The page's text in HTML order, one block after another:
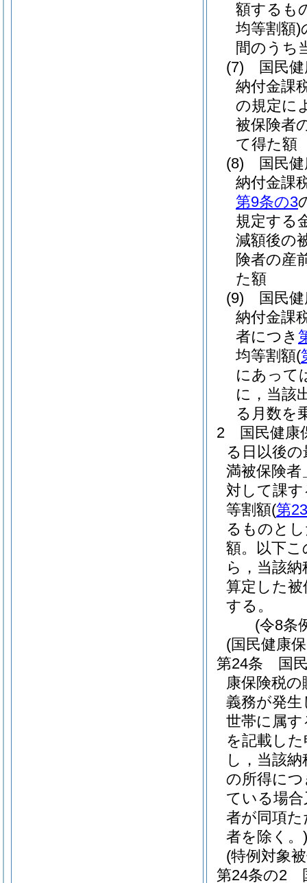
額するも
均等割額)
間のうち
(7)
国民
納付金課
の規定に
被保険者
て得た額
(8)
国民
納付金課
第9条の3
規定する
減額後の
険者の産
た額
(9)
国民
納付金課
者につき
均等割額(
にあって
に，当該
る月数を
2
国民健康
る日以後
満被保険
対して課
等割額(第
るものと
額。以下
ら，当該
算定した
する。
(令8条
(国民健康
第24条
国
康保険税
義務が発
世帯に属
を記載し
し，当該
の所得に
ている場
者が同項
者を除く。)
(特例対象
第24条の2